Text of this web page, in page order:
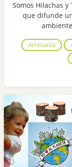
Somos Hilachas
que difunde
Artesanía